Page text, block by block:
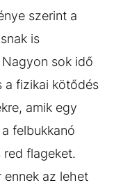
szerint a
is
sok idő
a fizikai kötődés
amik egy
felbukkanó
flageket.
ennek az lehet